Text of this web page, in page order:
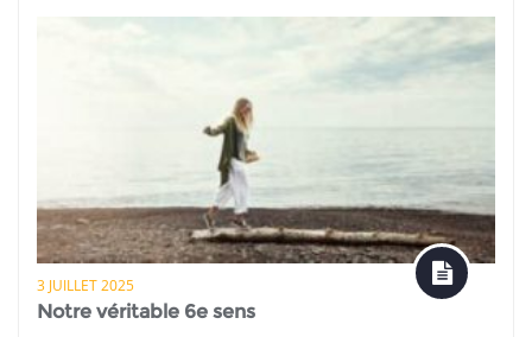
3 JUILLET 2025
Notre véritable 6e sens